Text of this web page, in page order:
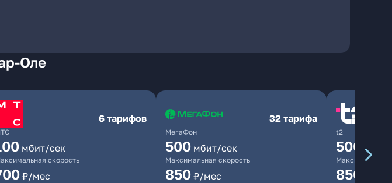
Оле
6 тарифов
мбит/сек
скорость
₽/мес
МегаФон
32 тарифа
500 мбит/сек
Максимальная скорость
850 ₽/мес
t2
500
Максимальная
850